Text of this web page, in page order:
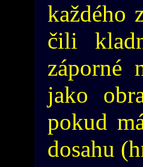
každého
čili
záporné
jako
pokud
dosahu